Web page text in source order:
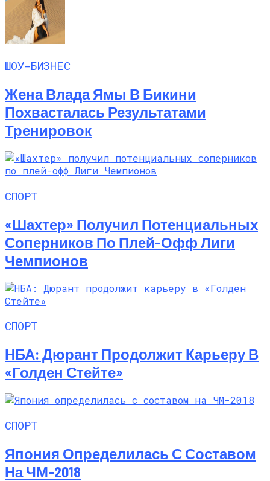
ШОУ-БИЗНЕС
Жена Влада Ямы В Бикини
Похвасталась Результатами
Тренировок
СПОРТ
«Шахтер» Получил Потенциальных
Соперников По Плей-Офф Лиги
Чемпионов
СПОРТ
НБА: Дюрант Продолжит Карьеру В
«Голден Стейте»
СПОРТ
Япония Определилась С Составом
На ЧМ-2018